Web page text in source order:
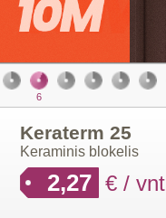
6
Keraterm 25
Keraminis blokelis
2,27 € /